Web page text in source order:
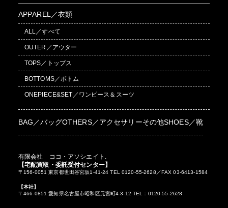
APPAREL／衣類
ALL／すべて
OUTER／アウター
TOPS／トップス
BOTTOMS／ボトム
ONEPIECE&SET／ワンピース＆スーツ
BAG／バッグOTHERS／アクセサリーその他SHOES／靴
有限会社 ココ・アソシエイト.
【宅配買取・委託受付センター】
〒156-0051 東京都世田谷宮坂1-41-24 TEL 0120-55-2628／FAX 03-6413-1584
【本社】
〒466-0851 愛知県名古屋市昭和区元宮町4-3-12 TEL：0120-55-2628